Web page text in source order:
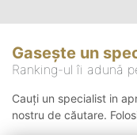
Gasește un
Ranking-ul îi adună
Cauți un specialist in
nostru de căutare.